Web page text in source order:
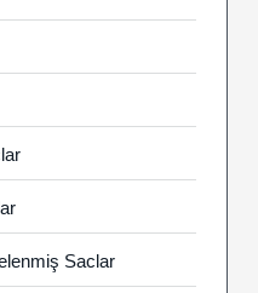
Saclar